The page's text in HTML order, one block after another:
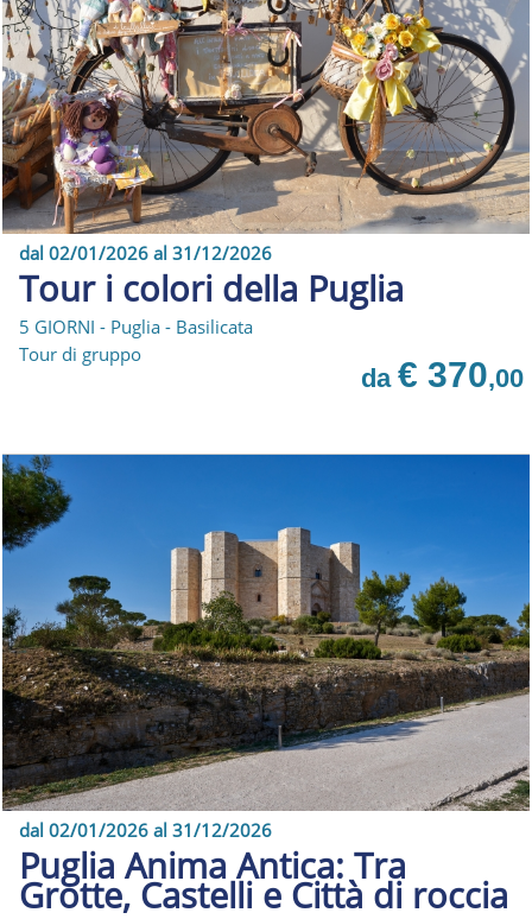
dal 02/01/2026 al 31/12/2026
Tour i colori della Puglia
5 GIORNI - Puglia - Basilicata
Tour di gruppo
da € 370,00
dal 02/01/2026 al 31/12/2026
Puglia Anima Antica: Tra
Grotte, Castelli e Città di roccia